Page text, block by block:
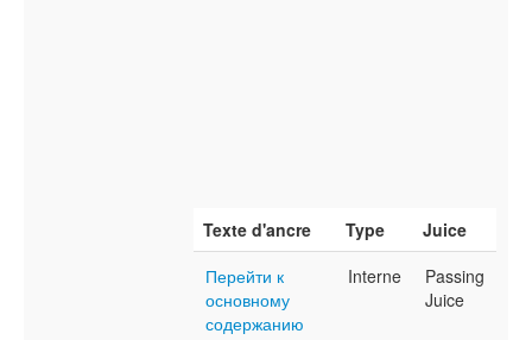
Texte d'ancre Type
Juice
Перейти к
основному
содержанию
Interne
Passing
Juice